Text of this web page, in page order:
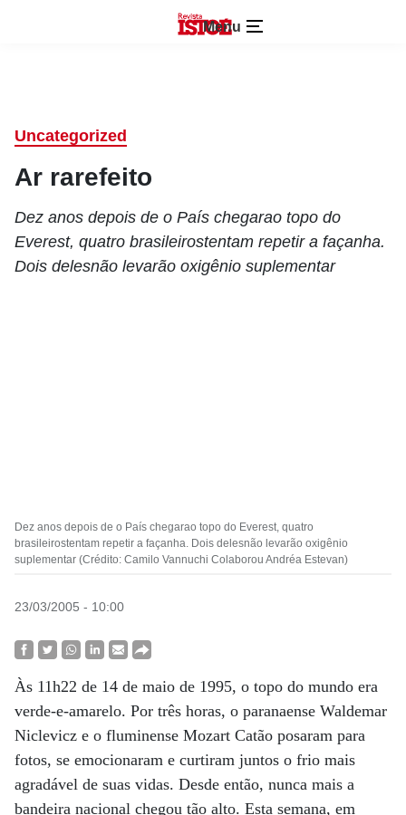
Menu
Uncategorized
Ar rarefeito
Dez anos depois de o País chegarao topo do
Everest, quatro brasileirostentam repetir a façanha.
Dois delesnão levarão oxigênio suplementar
Dez anos depois de o País chegarao topo do Everest, quatro
brasileirostentam repetir a façanha. Dois delesnão levarão oxigênio
suplementar (Crédito: Camilo Vannuchi Colaborou Andréa Estevan)
23/03/2005 - 10:00
Às 11h22 de 14 de maio de 1995, o topo do mundo era
verde-e-amarelo. Por três horas, o paranaense Waldemar
Niclevicz e o fluminense Mozart Catão posaram para
fotos, se emocionaram e curtiram juntos o frio mais
agradável de suas vidas. Desde então, nunca mais a
bandeira nacional chegou tão alto. Esta semana, em